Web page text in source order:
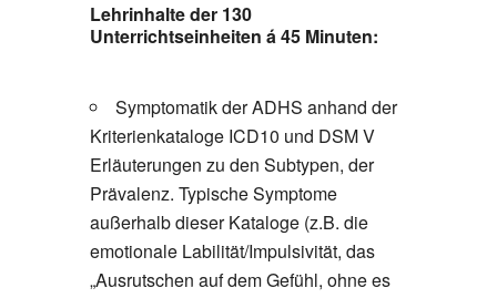
Lehrinhalte der 130
Unterrichtseinheiten á 45 Minuten:
Symptomatik der ADHS anhand der
Kriterienkataloge ICD10 und DSM V
Erläuterungen zu den Subtypen, der
Prävalenz. Typische Symptome
außerhalb dieser Kataloge (z.B. die
emotionale Labilität/Impulsivität, das
„Ausrutschen auf dem Gefühl, ohne es